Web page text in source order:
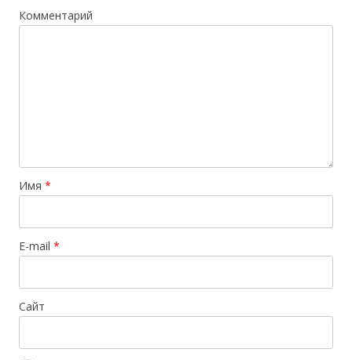
Комментарий
Имя *
E-mail *
Сайт